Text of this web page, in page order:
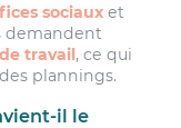
sociaux et
demandent
travail, ce qui
plannings.
il le